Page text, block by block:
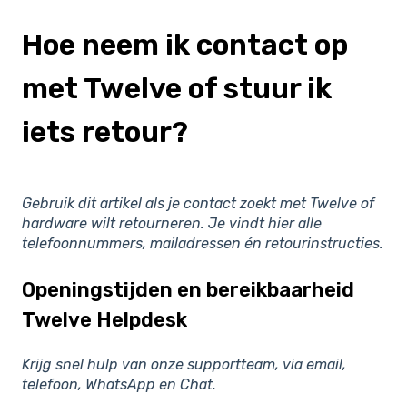
Hoe neem ik contact op
met Twelve of stuur ik
iets retour?
Gebruik dit artikel als je contact zoekt met Twelve of
hardware wilt retourneren. Je vindt hier alle
telefoonnummers, mailadressen én retourinstructies.
Openingstijden en bereikbaarheid
Twelve Helpdesk
Krijg snel hulp van onze supportteam, via email,
telefoon, WhatsApp en Chat.